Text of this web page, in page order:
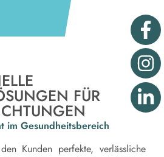
FÜR
im Gesundheitsbereich
Kunden perfekte, verlässliche